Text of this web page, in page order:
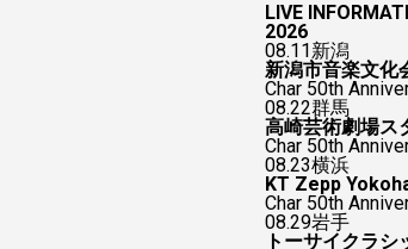
LIVE
2026
08.11新潟
新潟市音楽文化
Char 50th
08.22群馬
高崎芸術劇場ス
Char 50th
08.23横浜
KT Zepp
Char 50th
08.29岩手
トーサイクラ